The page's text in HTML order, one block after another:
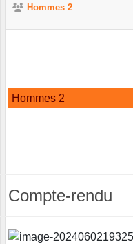
Hommes 2
Hommes 2
Compte-rendu